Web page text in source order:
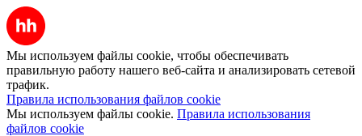
Мы используем файлы cookie, чтобы обеспечивать
правильную работу нашего веб-сайта и анализировать сетевой
трафик.
Правила использования файлов cookie
Мы используем файлы cookie. Правила использования
файлов cookie